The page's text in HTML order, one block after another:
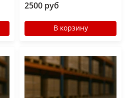
2500 руб
В корзину